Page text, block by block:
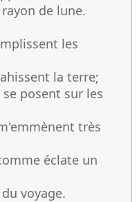
de lune.
les
la terre;
posent sur les
très
éclate un
voyage.